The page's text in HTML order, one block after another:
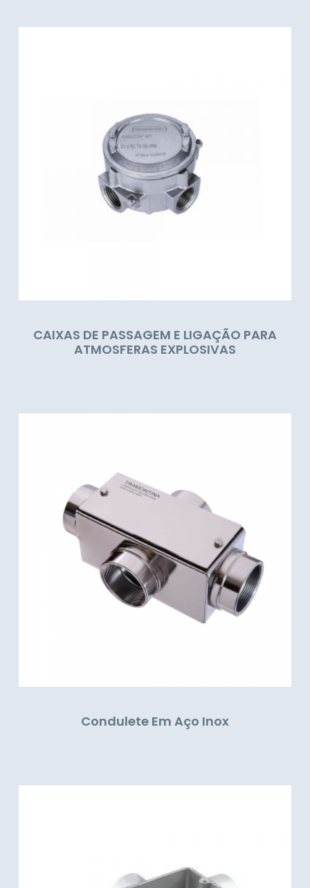
CAIXAS DE PASSAGEM E LIGAÇÃO PARA
ATMOSFERAS EXPLOSIVAS
Condulete Em Aço Inox